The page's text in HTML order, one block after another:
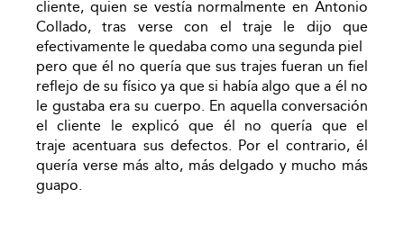
cliente, quien se vestía normalmente en Antonio
Collado, tras verse con el traje le dijo que
efectivamente le quedaba como una segunda piel
pero que él no quería que sus trajes fueran un fiel
reflejo de su físico ya que si había algo que a él no
le gustaba era su cuerpo. En aquella conversación
el cliente le explicó que él no quería que el
traje acentuara sus defectos. Por el contrario, él
quería verse más alto, más delgado y mucho más
guapo.